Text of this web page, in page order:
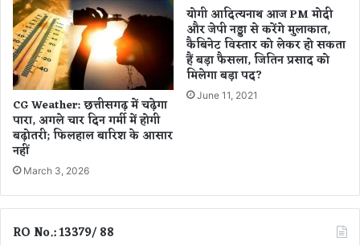
बु
क
ले
ट
का
वि
मो
च
न
स
रा
ह
ना
की
CG Weather: छत्तीसगढ़ में चढ़ेगा
पारा, अगले चार दिन गर्मी में होगी
बढ़ोतरी; फिलहाल बारिश के आसार
नहीं
March 3, 2026
योगी आदित्यनाथ आज PM मोदी
और जेपी नड्डा से करेंगे मुलाकात,
कैबिनेट विस्तार को लेकर हो सकता
हैं बड़ा फैसला, जितिन प्रसाद को
मिलेगा बड़ा पद?
June 11, 2021
RO No.: 13379/ 88